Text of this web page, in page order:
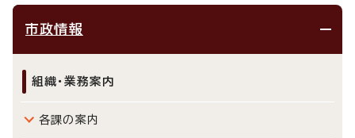
市政情報
組織・業務案内
各課の案内